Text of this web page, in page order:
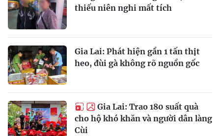
thiếu niên nghi mất tích
Gia Lai: Phát hiện gần 1 tấn thịt
heo, đùi gà không rõ nguồn gốc
Gia Lai: Trao 180 suất quà
cho hộ khó khăn và người dân làng
Cùi